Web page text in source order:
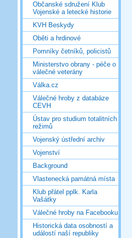
Občanské sdružení Klub
Vojenské a letecké historie
KVH Beskydy
Oběti a hrdinové
Pomníky četníků, policistů
Ministerstvo obrany - péče o
válečné veterány
Válka.cz
Válečné hroby z databáze
CEVH
Ústav pro studium totalitních
režimů
Vojenský ústřední archiv
Vojenství
Background
Vlastenecká památná místa
Klub přátel pplk. Karla
Vašátky
Válečné hroby na Facebooku
Historická data osobností a
událostí naší republiky